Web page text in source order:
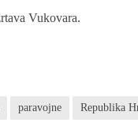
Vukovara.
paravojne Republika